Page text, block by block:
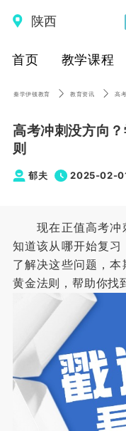
陕西
首页 教学课程
秦学伊顿教育 教育资讯 高考
高考冲刺没方向
则
郁夫 2025-02-
现在正值高考冲
知道该从哪开始复
了解决这些问题，
黄金法则，帮助你找